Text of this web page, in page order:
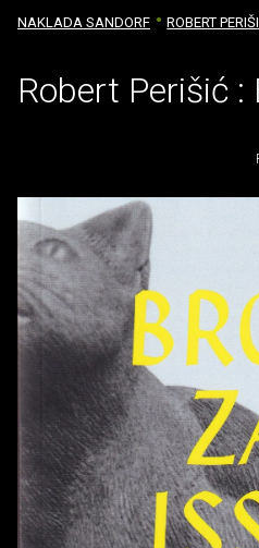
NAKLADA SANDORF
ROBERT
Robert Perišić :